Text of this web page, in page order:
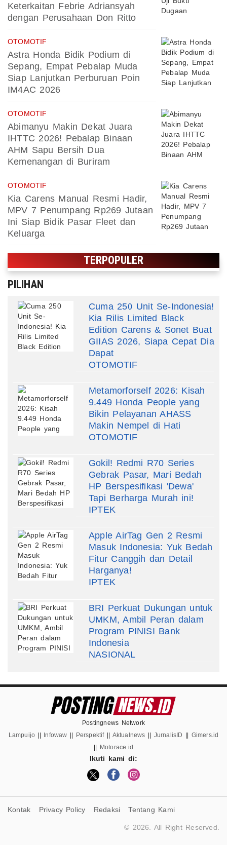
Keterkaitan Febrie Adriansyah
dengan Perusahaan Don Ritto
OTOMOTIF
Astra Honda Bidik Podium di
Sepang, Empat Pebalap Muda
Siap Lanjutkan Perburuan Poin
IM4AC 2026
OTOMOTIF
Abimanyu Makin Dekat Juara
IHTTC 2026! Pebalap Binaan
AHM Sapu Bersih Dua
Kemenangan di Buriram
OTOMOTIF
Kia Carens Manual Resmi Hadir,
MPV 7 Penumpang Rp269 Jutaan
Ini Siap Bidik Pasar Fleet dan
Keluarga
TERPOPULER
PILIHAN
Cuma 250 Unit Se-Indonesia!
Kia Rilis Limited Black
Edition Carens & Sonet Buat
GIIAS 2026, Siapa Cepat Dia
Dapat
OTOMOTIF
Metamorforself 2026: Kisah
9.449 Honda People yang
Bikin Pelayanan AHASS
Makin Nempel di Hati
OTOMOTIF
Gokil! Redmi R70 Series
Gebrak Pasar, Mari Bedah
HP Berspesifikasi 'Dewa'
Tapi Berharga Murah ini!
IPTEK
Apple AirTag Gen 2 Resmi
Masuk Indonesia: Yuk Bedah
Fitur Canggih dan Detail
Harganya!
IPTEK
BRI Perkuat Dukungan untuk
UMKM, Ambil Peran dalam
Program PINISI Bank
Indonesia
NASIONAL
Postingnews Network
Lampuijo
Infowaw Perspektif|| Aktualnews JurnalisID
Gimers.id
Motorace.id
Ikuti kami di:
Kontak Privacy Policy Redaksi Tentang Kami
© 2026. All Right Reserved.